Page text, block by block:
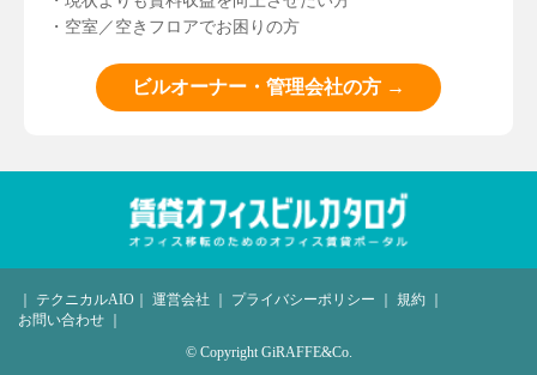
・空室／空きフロアでお困りの方
ビルオーナー・管理会社の方 →
｜ テクニカルAIO ｜ 運営会社 ｜ プライバシーポリシー ｜ 規約 ｜
お問い合わせ ｜
© Copyright GiRAFFE&Co.